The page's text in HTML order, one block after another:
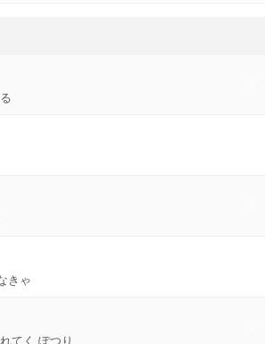
きゃ
てく ぽつり